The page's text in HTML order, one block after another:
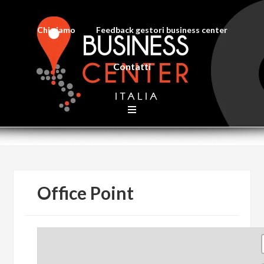
Chi siamo Feedback gestori business center
Contatti
Office Point